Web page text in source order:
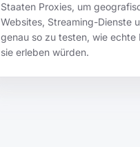
Staaten Proxies, um
Websites, Streaming-Dienste
genau so zu testen, wie echte
sie erleben würden.